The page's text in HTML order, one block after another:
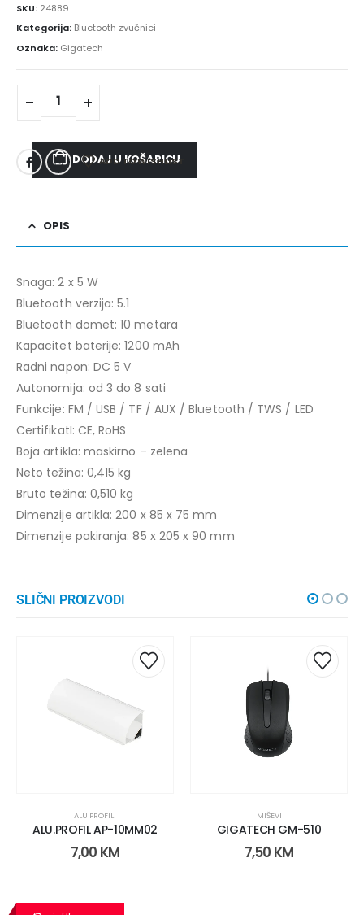
SKU: 24889
Kategorija: Bluetooth zvučnici
Oznaka: Gigatech
DODAJ U KOŠARICU
ADD TO WISHLIST
OPIS
Snaga: 2 x 5 W
Bluetooth verzija: 5.1
Bluetooth domet: 10 metara
Kapacitet baterije: 1200 mAh
Radni napon: DC 5 V
Autonomija: od 3 do 8 sati
Funkcije: FM / USB / TF / AUX / Bluetooth / TWS / LED
CertifikatI: CE, RoHS
Boja artikla: maskirno – zelena
Neto težina: 0,415 kg
Bruto težina: 0,510 kg
Dimenzije artikla: 200 x 85 x 75 mm
Dimenzije pakiranja: 85 x 205 x 90 mm
SLIČNI PROIZVODI
ALU PROFILI
ALU.PROFIL AP-10MM02
7,00 KM
MIŠEVI
GIGATECH GM-510
7,50 KM